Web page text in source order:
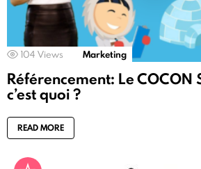
104 Views Marketing
Référencement: Le COCON
c’est quoi ?
READ MORE